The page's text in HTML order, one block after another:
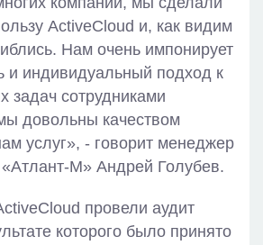
ActiveCloud и, как видим
Нам очень импонирует
и индивидуальный подход к
сотрудниками
довольны качеством
услуг», - говорит менеджер
«Атлант-М» Андрей Голубев.
провели аудит
которого было принято